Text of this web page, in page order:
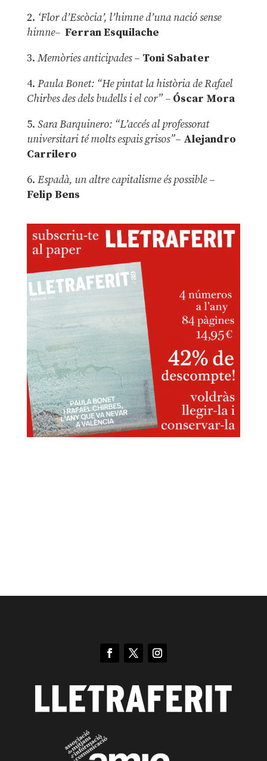
2. ‘Flor d’Escòcia’, l’himne d’una nació sense
himne– Ferran Esquilache
3. Memòries anticipades– Toni Sabater
4. Paula Bonet: “He pintat la història de Rafael
Chirbes des dels budells i el cor” –Óscar Mora
5. Sara Barquinero: “L’accés al professorat
universitari té molts espais grisos”– Alejandro
Carrilero
6. Espadà, un altre capitalisme és possible –
Felip Bens